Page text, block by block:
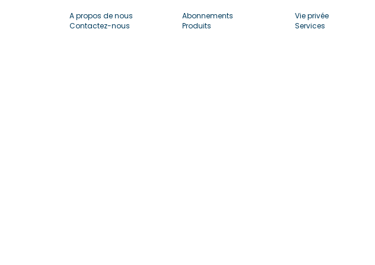
A propos de nous
Contactez-nous
Abonnements
Produits
Vie privée
Services